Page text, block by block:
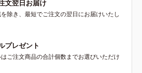
文翌日お届け
除き、最短でご注文の翌日にお届けいたし
プレゼント
ご注文商品の合計個数までお選びいただけ